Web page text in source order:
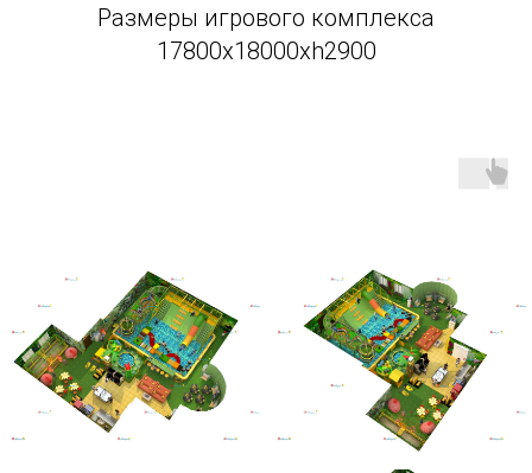
Размеры игрового комплекса
17800x18000xh2900